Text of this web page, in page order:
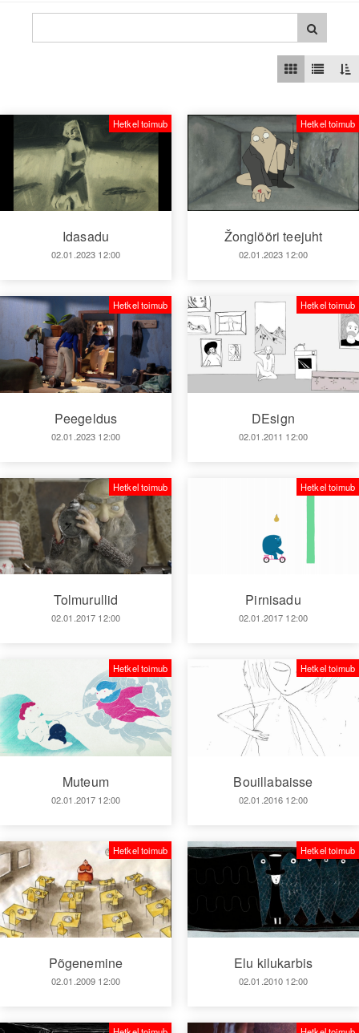
Idasadu
02.01.2023 12:00
Hetkel toimub
Žonglööri teejuht
02.01.2023 12:00
Hetkel toimub
Peegeldus
02.01.2023 12:00
Hetkel toimub
DEsign
02.01.2011 12:00
Hetkel toimub
Tolmurullid
02.01.2017 12:00
Hetkel toimub
Pirnisadu
02.01.2017 12:00
Hetkel toimub
Muteum
02.01.2017 12:00
Hetkel toimub
Bouillabaisse
02.01.2016 12:00
Hetkel toimub
Põgenemine
02.01.2009 12:00
Hetkel toimub
Elu kilukarbis
02.01.2010 12:00
Hetkel toimub